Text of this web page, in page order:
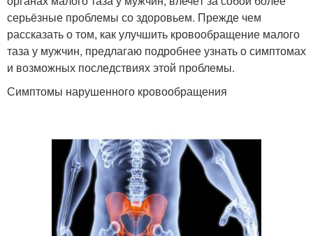
серьёзные проблемы со здоровьем. Прежде чем
рассказать о том, как улучшить кровообращение малого
таза у мужчин, предлагаю подробнее узнать о симптомах
и возможных последствиях этой проблемы.
Симптомы нарушенного кровообращения